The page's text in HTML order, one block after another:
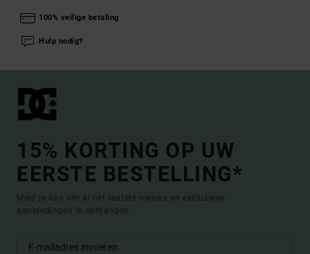
100% veilige betaling
Hulp nodig?
15% KORTING OP UW
EERSTE BESTELLING*
Meld je aan om al het laatste nieuws en exclusieve
aanbiedingen te ontvangen.